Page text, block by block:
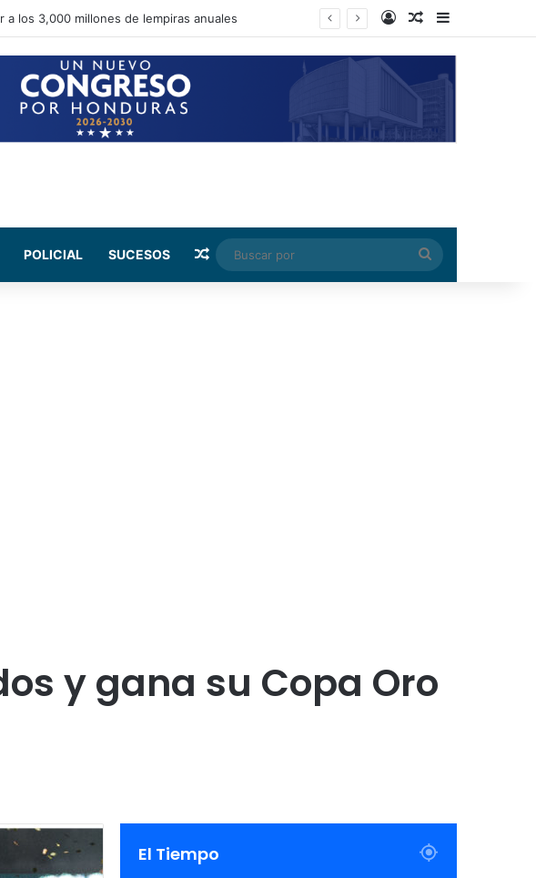
evaluar el incremento de su salario beca Log InRandom Article
Sidebar
POLICIAL SUCESOS Random Article
Buscar
por
y gana su Copa Oro
El Tiempo